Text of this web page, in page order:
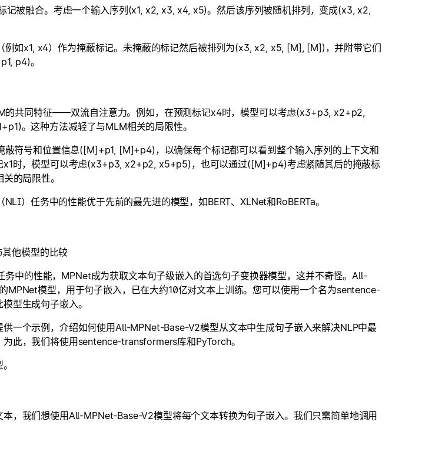
记被融合。考虑一个输入序列(x1, x2, x3, x4, x5)。然后该序列被随机排列，变成(x3, x2,
例如x1, x4）作为掩蔽标记。未掩蔽的标记然后被排列为(x3, x2, x5, [M], [M])，并附带它们
p4)。
的共同特征——双流自注意力。例如，在预测标记x4时，模型可以考虑(x3+p3, x2+p2,
。这种方法减轻了与MLM相关的局限性。
蔽符号和位置信息([M]+p1, [M]+p4)，以确保每个标记都可以看到整个输入序列的上下文和
x1时，模型可以考虑(x3+p3, x2+p2, x5+p5)，也可以通过([M]+p4)考虑紧随其后的掩蔽标
的局限性。
）任务中的性能优于先前的最先进的模型，如BERT、XLNet和RoBERTa。
他模型的比较
中的性能，MPNet成为获取文本句子级嵌入的首选句子变换器模型，这并不奇怪。All-
MPNet模型，用于句子嵌入，已在大约10亿对文本上训练。您可以使用一个名为sentence-
型生成句子嵌入。
一个示例，介绍如何使用All-MPNet-Base-V2模型从文本中生成句子嵌入来解决NLP中最
此，我们将使用sentence-transformers库和PyTorch。
，我们想使用All-MPNet-Base-V2模型将每个文本转换为句子嵌入。我们只需简单地调用